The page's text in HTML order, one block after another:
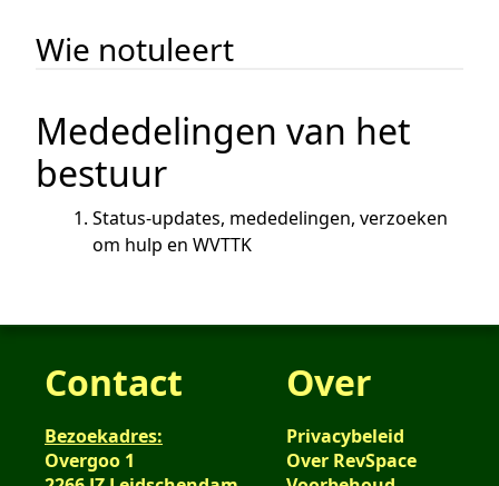
Wie notuleert
Mededelingen van het
bestuur
Status-updates, mededelingen, verzoeken
om hulp en WVTTK
Contact
Bezoekadres:
Overgoo 1
Over
Privacybeleid
Over RevSpace